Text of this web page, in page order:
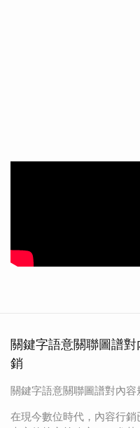
關鍵字語意關聯圖譜
銷
關鍵字語意關聯圖譜對內
在現今數位時代，內容行